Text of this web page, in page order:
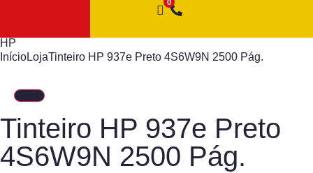
HP
InícioLojaTinteiro HP 937e Preto 4S6W9N 2500 Pág.
Tinteiro HP 937e Preto
4S6W9N 2500 Pág.